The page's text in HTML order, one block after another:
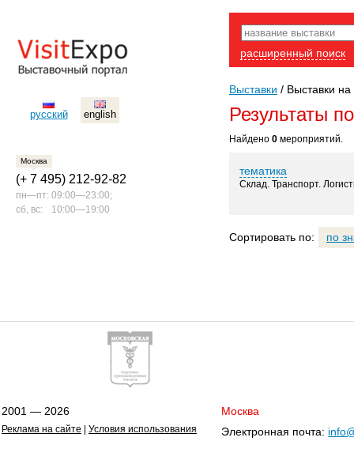
русский english
Москва
(+ 7 495) 212-92-82
пн—пт: 09:00—23:00;
сб, вс:
10:00—19:00
расширенный поиск
Выставки / Выставки на
Результаты
Найдено 0 мероприятий.
тематика
Склад. Транспорт.
Сортировать по: по
2001 — 2026
Реклама на сайте Условия использования
Москва
Электронная почта: